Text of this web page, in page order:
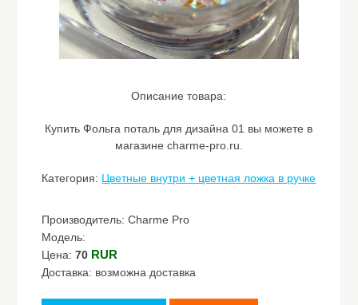
Описание товара:
Купить Фольга поталь для дизайна 01 вы можете в
магазине charme-pro.ru.
Категория: Цветные внутри + цветная ложка в ручке
Производитель: Charme Pro
Модель:
Цена:70 RUR
Доставка: возможна доставка